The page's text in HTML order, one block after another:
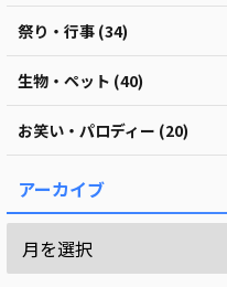
祭り・行事 (34)
生物・ペット (40)
お笑い・パロディー (20)
アーカイブ